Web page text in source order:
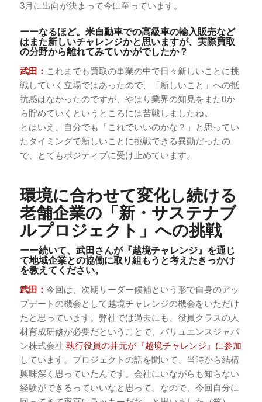
3月に出向が決まって今に至っています。
ーーなるほど。米自動車での高級車の輸入販売など
はまた新しいチャレンジかと思いますが、実際買取
の分野から離れてみていかがでしたか？
武田： これまでも買取の事業の中で日々新しいことに挑
戦していく立場ではあったので、「新しいこと」への抵
抗感はなかったのですが、やはり業界の知見をまた0か
ら貯めていくというところには苦戦しましたね。
とはいえ、自分でも「これでいいのかな？」と思ってい
たタイミングで新しいことに挑戦できる異動だったの
で、とてもポジティブに受け止めています。
環境に合わせて変化し続ける
老舗企業の「新・サステナブ
ルプロジェクト」への挑戦
ーー続いて、武田さんが『越境チャレンジ』を通じ
て地域企業との協働に取り組もうと考えたきっかけ
を教えてください。
武田： 今回は、次期リーダー候補という形で自身のアッ
プデートの機会として越境チャレンジの機会をいただけ
たと思っています。弊社では過去にも、役員クラスの人
材育成研修が必要だということで、バリュエンスジャパ
ン株式会社 執行役員の井元が『越境チャレンジ』に参加
しています。プロジェクトの話を聞いて、当時から結構
興味深く思っていたんです。会社にいながらも知らない
経験ができるっていいなと思って。なので、今回自分に